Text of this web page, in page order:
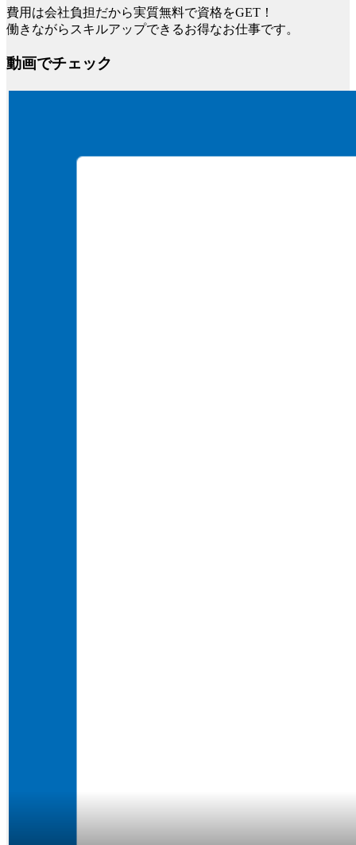
費用は会社負担だから実質無料で資格をGET！
働きながらスキルアップできるお得なお仕事です。
動画でチェック